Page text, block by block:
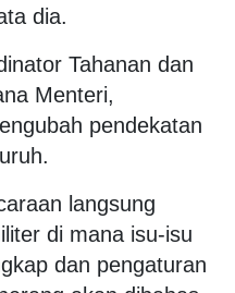
dia.
Tahanan dan
Menteri,
pendekatan
langsung
di mana isu-isu
dan pengaturan